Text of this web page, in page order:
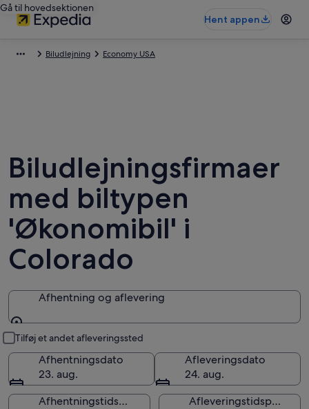
Gå til hovedsektionen
Hent appen
Biludlejning Economy USA
Biludlejningsfirmaer
med biltypen
'Økonomibil' i
Colorado
Afhentning og aflevering
Tilføj et andet afleveringssted
Afhentningsdato
23. aug.
Afleveringsdato
24. aug.
Afhentningstidspunkt
Afleveringstidspunkt